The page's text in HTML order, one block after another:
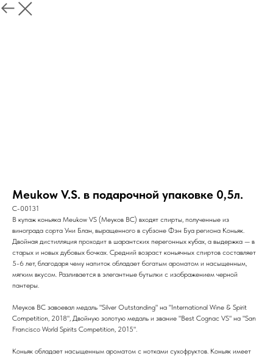
Meukow V.S. в подарочной упаковке 0,5л.
C-00131
В купаж коньяка Meukow VS (Меуков ВС) входят спирты, полученные из
винограда сорта Уни Блан, выращенного в субзоне Фэн Буа региона Коньяк.
Двойная дистилляция проходит в шарантских перегонных кубах, а выдержка — в
старых и новых дубовых бочках. Средний возраст коньячных спиртов составляет
5-6 лет, благодаря чему напиток обладает богатым ароматом и насыщенным,
мягким вкусом. Разливается в элегантные бутылки с изображением черной
пантеры.
Меуков ВС завоевал медаль "Silver Outstanding" на "International Wine & Spirit
Competition, 2018", Двойную золотую медаль и звание "Best Cognac VS" на "San
Francisco World Spirits Competition, 2015".
Коньяк обладает насыщенным ароматом с нотками сухофруктов. Коньяк имеет